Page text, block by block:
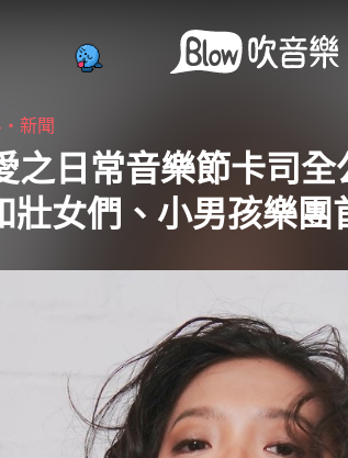
新聞
之日常音樂節卡司全
壯女們、小男孩樂團